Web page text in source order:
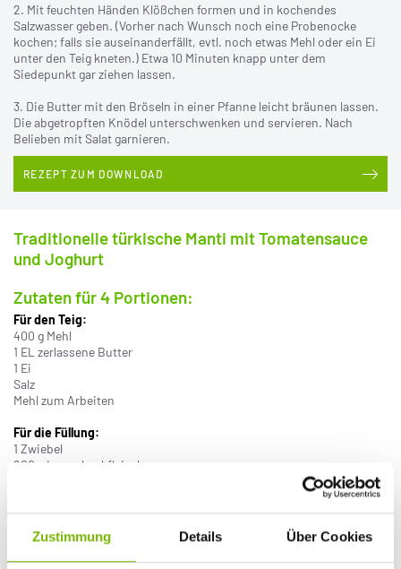
Zustimmung Details Über Cookies
2. Mit feuchten Händen Klößchen formen und in kochendes
Salzwasser geben. (Vorher nach Wunsch noch eine Probenocke
kochen; falls sie auseinanderfällt, evtl. noch etwas Mehl oder ein Ei
unter den Teig kneten.) Etwa 10 Minuten knapp unter dem
Siedepunkt gar ziehen lassen.
3. Die Butter mit den Bröseln in einer Pfanne leicht bräunen lassen.
Die abgetropften Knödel unterschwenken und servieren. Nach
Belieben mit Salat garnieren.
REZEPT ZUM DOWNLOAD
Traditionelle türkische Manti mit Tomatensauce
und Joghurt
Zutaten für 4 Portionen:
Für den Teig:
400 g Mehl
1 EL zerlassene Butter
1 Ei
Salz
Mehl zum Arbeiten
Für die Füllung:
1 Zwiebel
200 g Lammhackfleisch
1 TL scharfes Paprikapulver
Salz
Außerdem: